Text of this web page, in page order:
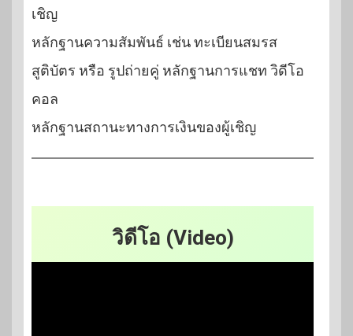
เชิญ
หลักฐานความสัมพันธ์ เช่น ทะเบียนสมรส
สูติบัตร หรือ รูปถ่ายคู่ หลักฐานการแชท วิดีโอ
คอล
หลักฐานสถานะทางการเงินของผู้เชิญ
วิดีโอ (Video)